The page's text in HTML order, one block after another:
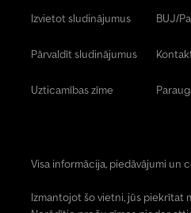
Izvietot sludinājumus
Pārvaldīt sludinājumus
Uzticamības zīme
BUJ/
Visa informācija, piedāvājumi un
Izmantojot šo vietni, jūs piekrītat